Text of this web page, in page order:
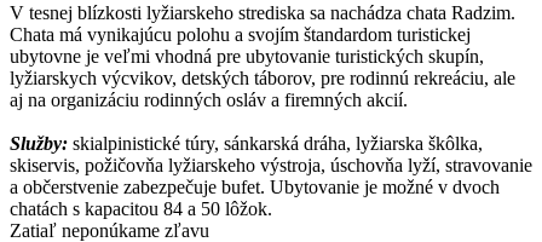
V tesnej blízkosti lyžiarskeho strediska sa nachádza chata Radzim.
Chata má vynikajúcu polohu a svojím štandardom turistickej
ubytovne je veľmi vhodná pre ubytovanie turistických skupín,
lyžiarskych výcvikov, detských táborov, pre rodinnú rekreáciu, ale
aj na organizáciu rodinných osláv a firemných akcií.
Služby: skialpinistické túry, sánkarská dráha, lyžiarska škôlka,
skiservis, požičovňa lyžiarskeho výstroja, úschovňa lyží, stravovanie
a občerstvenie zabezpečuje bufet. Ubytovanie je možné v dvoch
chatách s kapacitou 84 a 50 lôžok.
Zatiaľ neponúkame zľavu